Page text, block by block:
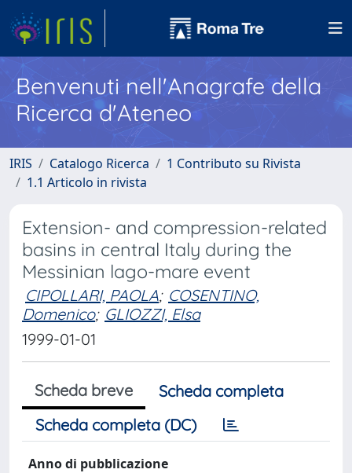
Benvenuti nell'Anagrafe della
Ricerca d'Ateneo
IRIS Catalogo Ricerca
1 Contributo su Rivista
1.1 Articolo in rivista
Extension- and compression-related
basins in central Italy during the
Messinian lago-mare event
CIPOLLARI, PAOLA; COSENTINO,
Domenico; GLIOZZI, Elsa
1999-01-01
Scheda breve
Scheda completa
Scheda completa (DC)
Anno di pubblicazione